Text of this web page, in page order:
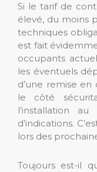
Si le tarif de
élevé, du moins
techniques
est fait
occupants
les éventuels
d’une remise
le côté
l’installation
d’indications.
lors des
Toujours est-il